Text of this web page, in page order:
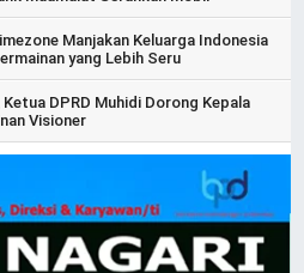
Manjakan Keluarga Indonesia
yang Lebih Seru
Ketua DPRD Muhidi Dorong Kepala
Visioner